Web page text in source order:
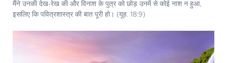
मैंने उनकी देख-रेख की और विनाश के पुत्र को छोड़ उनमें से कोई नाश न हुआ,
इसलिए कि पवित्रशास्त्र की बात पूरी हो। (यूह. 18:9)